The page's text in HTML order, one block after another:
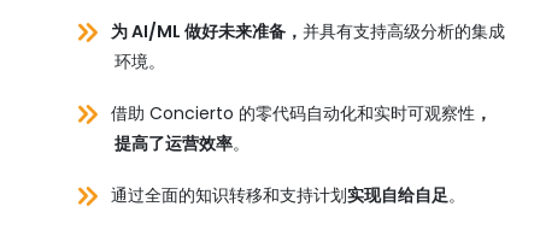
为 AI/ML 做好未来准备，并具有支持高级分析的集成
环境。
借助 Concierto 的零代码自动化和实时可观察性 ，
提高了运营效率。
通过全面的知识转移和支持计划实现自给自足。